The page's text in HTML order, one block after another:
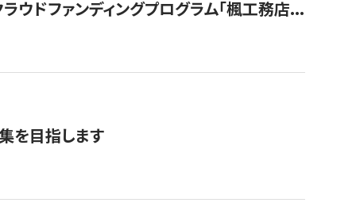
ドファンディングプログラム「楓工務店...
を目指します